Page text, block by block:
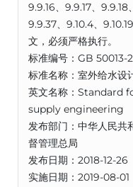
9.9.16、9.9.17、9.9.18
9.9.37、9.10.4、
文，必须严格执行。
标准编号：GB 50013-
标准名称：室外给水设
英文名称：Standard
supply engineering
发布部门：中华人民共
督管理总局
发布日期：2018-12-26
实施日期：2019-08-01